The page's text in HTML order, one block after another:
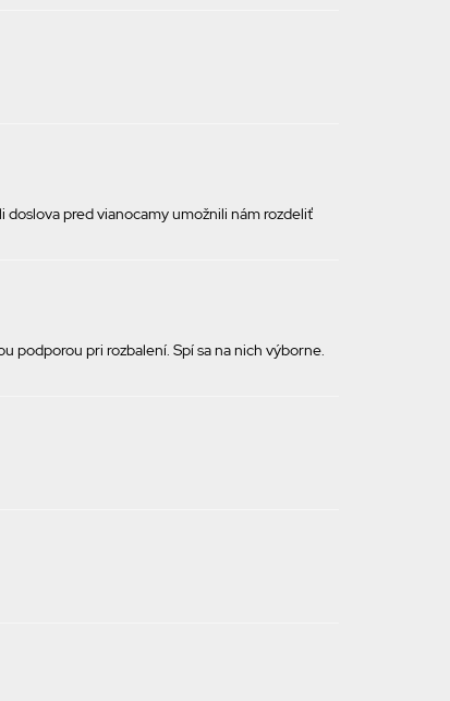
pred vianocamy umožnili nám rozdeliť
podporou pri rozbalení. Spí sa na nich výborne.